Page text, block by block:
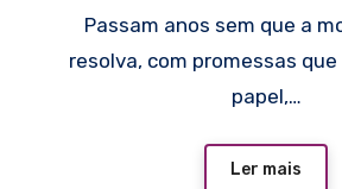
Passam anos sem que a
resolva, com promessas
papel,…
Ler mais